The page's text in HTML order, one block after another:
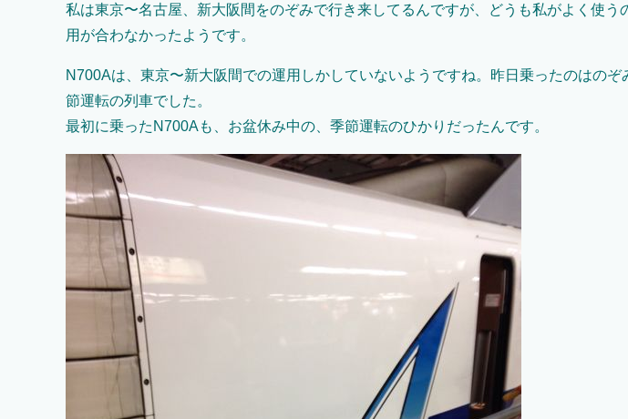
私は東京〜名古屋、新大阪間をのぞみで行き来してるんですが、どうも私がよく使う
用が合わなかったようです。
N700Aは、東京〜新大阪間での運用しかしていないようですね。昨日乗ったのはのぞ
節運転の列車でした。
最初に乗ったN700Aも、お盆休み中の、季節運転のひかりだったんです。